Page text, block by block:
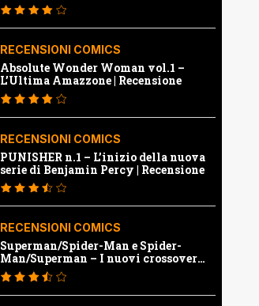
RECENSIONI COMICS
Absolute Wonder Woman vol.1 –
L’Ultima Amazzone | Recensione
RECENSIONI COMICS
PUNISHER n.1 – L’inizio della nuova
serie di Benjamin Percy | Recensione
RECENSIONI COMICS
Superman/Spider-Man e Spider-
Man/Superman – I nuovi crossover
Marvel e Dc | Recensione